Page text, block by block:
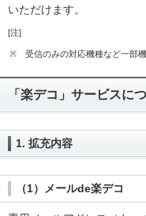
いただけます。
[注]
※ 受信のみの対応機種など一部
「楽デコ」サービスに
1. 拡充内容
（1）メールde楽デコ